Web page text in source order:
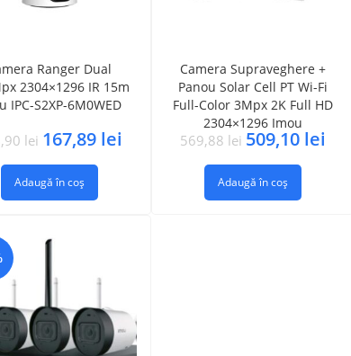
Ranger Dual
2304×1296 IR 15m
IPC-S2XP-6M0WED
lei 167,89 lei
Adaugă în coș
Camera Supraveghere +
Panou Solar Cell PT Wi-Fi
Full-Color 3Mpx 2K Full HD
2304×1296 Imou
569,88 lei 509,10 lei
Adaugă în coș